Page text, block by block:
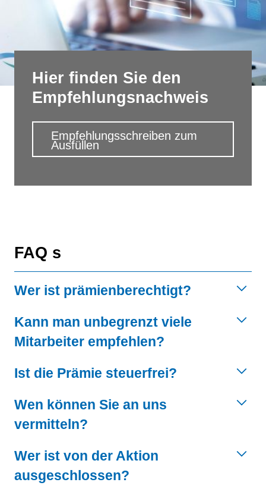
Hier finden Sie den
Empfehlungsnachweis
Empfehlungsschreiben zum
Ausfüllen
FAQ s
Wer ist prämienberechtigt?
Kann man unbegrenzt viele
Mitarbeiter empfehlen?
Ist die Prämie steuerfrei?
Wen können Sie an uns
vermitteln?
Wer ist von der Aktion
ausgeschlossen?